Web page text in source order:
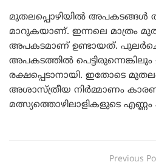
മുതലപ്പൊഴിയില്‍ അപകടങ്ങള്‍
മാറുകയാണ്. ഇന്നലെ മാത്രം
അപകടമാണ് ഉണ്ടായത്.
അപകടത്തില്‍
രക്ഷപ്പെടാനായി. ഇതോടെ
അശാസ്ത്രീയ നിർമ്മാണം
മത്സ്യത്തൊഴിലാളികളുടെ
Previous